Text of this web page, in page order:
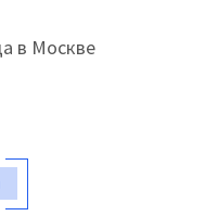
в Москве